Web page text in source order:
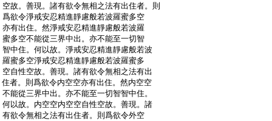
空故。善現。諸有欲令無相之法有出住者。則
爲欲令淨戒安忍精進靜慮般若波羅蜜多空
亦有出住。然淨戒安忍精進靜慮般若波羅
蜜多空不能從三界中出。亦不能至一切智
智中住。何以故。淨戒安忍精進靜慮般若波
羅蜜多空淨戒安忍精進靜慮般若波羅蜜多
空自性空故。善現。諸有欲令無相之法有出
住者。則爲欲令内空空亦有出住。然内空空
不能從三界中出。亦不能至一切智智中住。
何以故。内空空内空空自性空故。善現。諸
有欲令無相之法有出住者。則爲欲令外空